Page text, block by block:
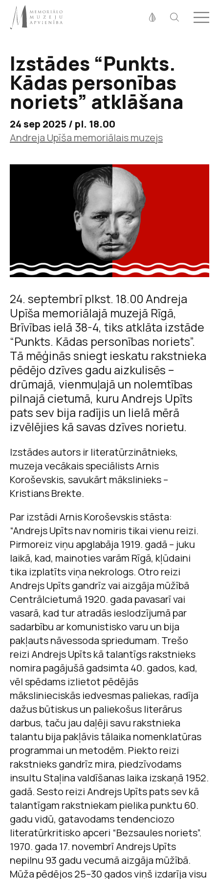
100%
125%
150%
Kontrasts
Izstādes “Punkts.
Kādas personības
noriets” atklāšana
24 sep 2025 / pl. 18.00
Andreja Upīša memoriālais muzejs
24. septembrī plkst. 18.00 Andreja
Upīša memoriālajā muzejā Rīgā,
Brīvības ielā 38-4, tiks atklāta izstāde
“Punkts. Kādas personības noriets”.
Tā mēģinās sniegt ieskatu rakstnieka
pēdējo dzīves gadu aizkulisēs –
drūmajā, vienmuļajā un nolemtības
pilnajā cietumā, kuru Andrejs Upīts
pats sev bija radījis un lielā mērā
izvēlējies kā savas dzīves norietu.
Izstādes autors ir literatūrzinātnieks,
muzeja vecākais speciālists Arnis
Koroševskis, savukārt mākslinieks –
Kristians Brekte.
Par izstādi Arnis Koroševskis stāsta:
“Andrejs Upīts nav nomiris tikai vienu reizi.
Pirmoreiz viņu apglabāja 1919. gadā – juku
laikā, kad, mainoties varām Rīgā, kļūdaini
tika izplatīts viņa nekrologs. Otro reizi
Andrejs Upīts gandrīz vai aizgāja mūžībā
Centrālcietumā 1920. gada pavasarī vai
vasarā, kad tur atradās ieslodzījumā par
sadarbību ar komunistisko varu un bija
pakļauts nāvessoda spriedumam. Trešo
reizi Andrejs Upīts kā talantīgs rakstnieks
nomira pagājušā gadsimta 40. gados, kad,
vēl spēdams izlietot pēdējās
mākslinieciskās iedvesmas paliekas, radīja
dažus būtiskus un paliekošus literārus
darbus, taču jau daļēji savu rakstnieka
talantu bija pakļāvis tālaika nomenklatūras
programmai un metodēm. Piekto reizi
rakstnieks gandrīz mira, piedzīvodams
insultu Staļina valdīšanas laika izskaņā 1952.
gadā. Sesto reizi Andrejs Upīts pats sev kā
talantīgam rakstniekam pielika punktu 60.
gadu vidū, gatavodams tendenciozo
literatūrkritisko apceri “Bezsaules noriets”.
1970. gada 17. novembrī Andrejs Upīts
nepilnu 93 gadu vecumā aizgāja mūžībā.
Mūža pēdējos 25–30 gados viņš izdarīja visu